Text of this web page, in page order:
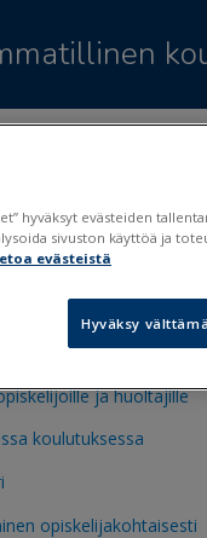
ja huoltajille
koulutuksessa
opiskelijakohtaisesti
hyväksyt evästeiden
sivuston käyttöä ja
evästeistä
Hyväksy